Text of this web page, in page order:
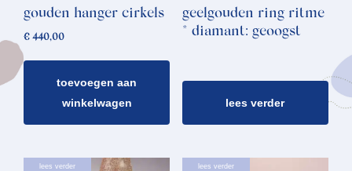
gouden hanger cirkels
€ 440,00
toevoegen aan
winkelwagen
geelgouden ring ritme
* diamant: geoogst
lees verder
lees verder lees verder